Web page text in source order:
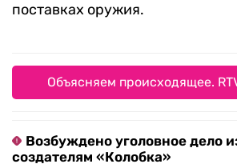
поставках оружия.
Объясняем происходящее.
Возбуждено уголовное дело
создателям «Колобка»